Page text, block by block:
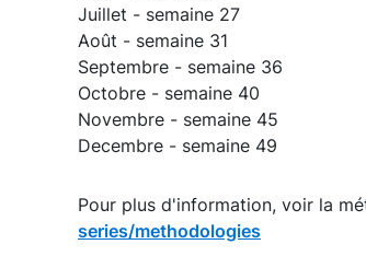
Juillet - semaine 27
Août - semaine 31
Septembre - semaine 36
Octobre - semaine 40
Novembre - semaine 45
Decembre - semaine 49
Pour plus d'information, voir la
series/methodologies